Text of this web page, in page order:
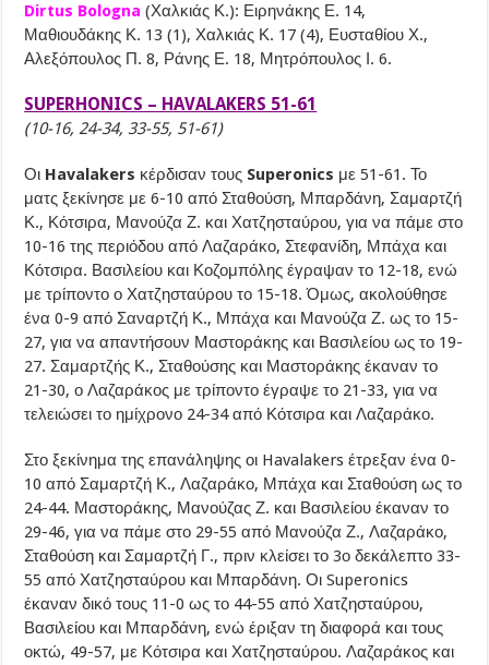
Dirtus Bologna (Χαλκιάς Κ.): Ειρηνάκης Ε. 14,
Μαθιουδάκης Κ. 13 (1), Χαλκιάς Κ. 17 (4), Ευσταθίου Χ.,
Αλεξόπουλος Π. 8, Ράνης Ε. 18, Μητρόπουλος Ι. 6.
SUPERHONICS – HAVALAKERS 51-61
(10-16, 24-34, 33-55, 51-61)
Οι Havalakers κέρδισαν τους Superonics με 51-61. Το
ματς ξεκίνησε με 6-10 από Σταθούση, Μπαρδάνη, Σαμαρτζή
Κ., Κότσιρα, Μανούζα Ζ. και Χατζησταύρου, για να πάμε στο
10-16 της περιόδου από Λαζαράκο, Στεφανίδη, Μπάχα και
Κότσιρα. Βασιλείου και Κοζομπόλης έγραψαν το 12-18, ενώ
με τρίποντο ο Χατζησταύρου το 15-18. Όμως, ακολούθησε
ένα 0-9 από Σαναρτζή Κ., Μπάχα και Μανούζα Ζ. ως το 15-
27, για να απαντήσουν Μαστοράκης και Βασιλείου ως το 19-
27. Σαμαρτζής Κ., Σταθούσης και Μαστοράκης έκαναν το
21-30, ο Λαζαράκος με τρίποντο έγραψε το 21-33, για να
τελειώσει το ημίχρονο 24-34 από Κότσιρα και Λαζαράκο.
Στο ξεκίνημα της επανάληψης οι Havalakers έτρεξαν ένα 0-
10 από Σαμαρτζή Κ., Λαζαράκο, Μπάχα και Σταθούση ως το
24-44. Μαστοράκης, Μανούζας Ζ. και Βασιλείου έκαναν το
29-46, για να πάμε στο 29-55 από Μανούζα Ζ., Λαζαράκο,
Σταθούση και Σαμαρτζή Γ., πριν κλείσει το 3ο δεκάλεπτο 33-
55 από Χατζησταύρου και Μπαρδάνη. Οι Superonics
έκαναν δικό τους 11-0 ως το 44-55 από Χατζησταύρου,
Βασιλείου και Μπαρδάνη, ενώ έριξαν τη διαφορά και τους
οκτώ, 49-57, με Κότσιρα και Χατζησταύρου. Λαζαράκος και